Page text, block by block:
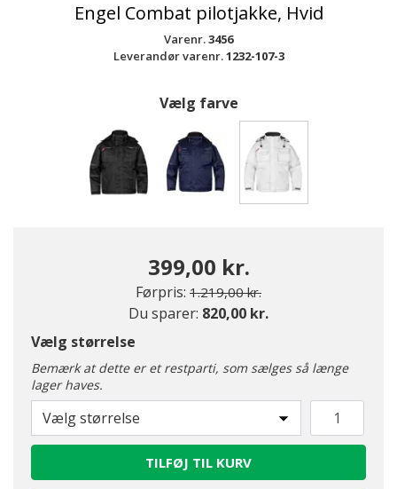
Engel Combat pilotjakke, Hvid
Varenr.3456
Leverandør varenr.1232-107-3
Vælg farve
399,00 kr.
Førpris: Pris nedsat fra
1.219,00 kr.til
Du sparer: 820,00 kr.
Vælg størrelse
Bemærk at dette er et restparti, som sælges så længe
lager haves.
Vælg størrelse
TILFØJ TIL KURV